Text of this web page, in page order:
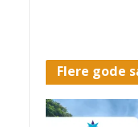
Flere gode